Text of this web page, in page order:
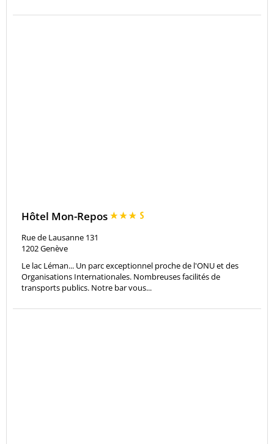
Hôtel Mon-Repos
Rue de Lausanne 131
1202Genève
Le lac Léman... Un parc exceptionnel proche de l'ONU et des
Organisations Internationales. Nombreuses facilités de
transports publics. Notre bar vous...